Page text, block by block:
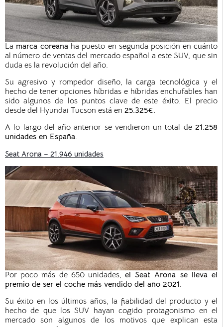
Lamarca coreana ha puesto en segunda posición en cuánto
al número de ventas del mercado español a este SUV, que sin
duda es la revolución del año.
Su agresivo y rompedor diseño, la carga tecnológica y el
hecho de tener opciones híbridas e híbridas enchufables han
sido algunos de los puntos clave de este éxito. El precio
desde del Hyundai Tucson está en 25.325€.
A lo largo del año anterior se vendieron un total de 21.258
unidades en España.
Seat Arona – 21.946 unidades
Por poco más de 650 unidades,el Seat Arona se lleva el
premio de ser el coche más vendido del año 2021.
Su éxito en los últimos años, la fiabilidad del producto y el
hecho de que los SUV hayan cogido protagonismo en el
mercado son algunos de los motivos que explican esta